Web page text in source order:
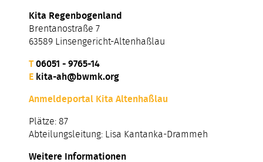
Kita Regenbogenland
Brentanostraße 7
63589 Linsengericht-Altenhaßlau
T06051 - 9765-14
E kita-ah@bwmk.org
Anmeldeportal Kita Altenhaßlau
Plätze: 87
Abteilungsleitung: Lisa Kantanka-Drammeh
Weitere Informationen